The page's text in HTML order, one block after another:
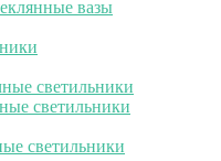
вазы
светильники
светильники
светильники